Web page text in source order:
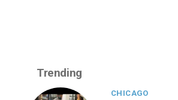
Trending
CHICAGO